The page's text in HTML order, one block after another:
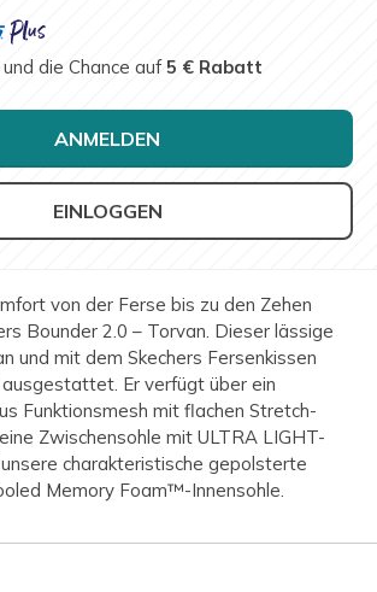
und die Chance auf5 € Rabatt
ANMELDEN
EINLOGGEN
von der Ferse bis zu den Zehen
Bounder 2.0 – Torvan. Dieser lässige
und mit dem Skechers Fersenkissen
Er verfügt über ein
Funktionsmesh mit flachen Stretch-
Zwischensohle mit ULTRA LIGHT-
charakteristische gepolsterte
Memory Foam™-Innensohle.